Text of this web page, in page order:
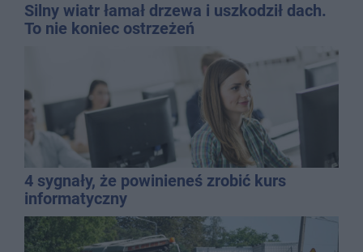
Silny wiatr łamał drzewa i uszkodził dach.
To nie koniec ostrzeżeń
4 sygnały, że powinieneś zrobić kurs
informatyczny